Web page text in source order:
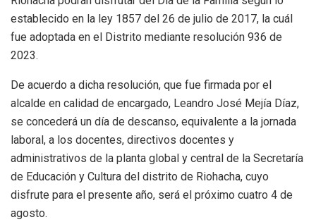
establecido en la ley 1857 del 26 de julio de 2017, la cuál
fue adoptada en el Distrito mediante resolución 936 de
2023.
De acuerdo a dicha resolución, que fue firmada por el
alcalde en calidad de encargado, Leandro José Mejía Díaz,
se concederá un día de descanso, equivalente a la jornada
laboral, a los docentes, directivos docentes y
administrativos de la planta global y central de la Secretaría
de Educación y Cultura del distrito de Riohacha, cuyo
disfrute para el presente año, será el próximo cuatro 4 de
agosto.